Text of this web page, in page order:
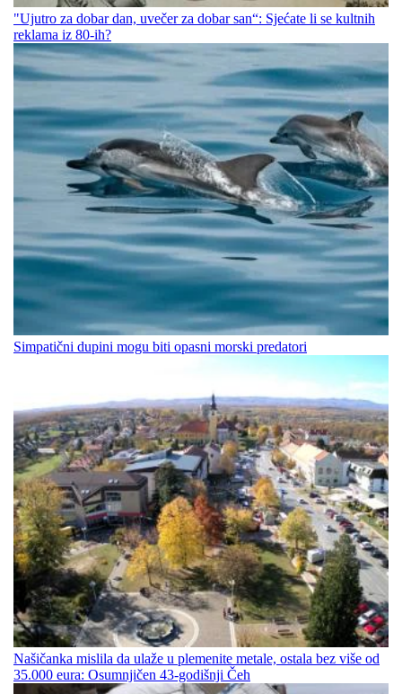
"Ujutro za dobar dan, uvečer za dobar san“: Sjećate li se kultnih
reklama iz 80-ih?
Simpatični dupini mogu biti opasni morski predatori
Našičanka mislila da ulaže u plemenite metale, ostala bez više od
35.000 eura: Osumnjičen 43-godišnji Čeh